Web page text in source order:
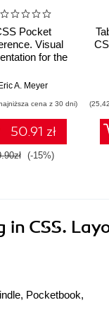
Pocket
Visual
for the
A. Meyer
cena z 30 dni)
50.91 zł
(-15%)
in CSS.
Pocketbook,